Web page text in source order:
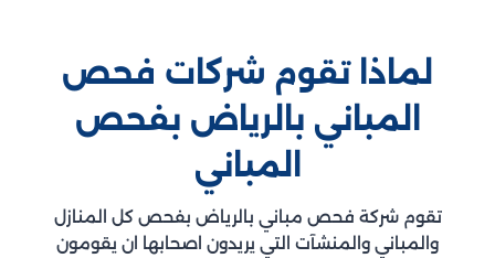
لماذا تقوم شركات فحص
المباني بالرياض بفحص
المباني
تقوم شركة فحص مباني بالرياض بفحص كل المنازل
والمباني والمنشآت التي يريدون اصحابها ان يقومون